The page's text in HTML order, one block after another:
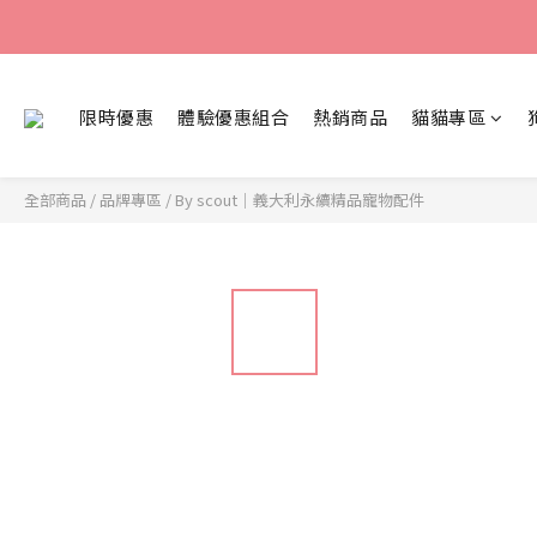
限時優惠 體驗優惠組合 熱銷商品 貓貓專區
全部商品 / 品牌專區 / By scout｜義大利永續精品寵物配件